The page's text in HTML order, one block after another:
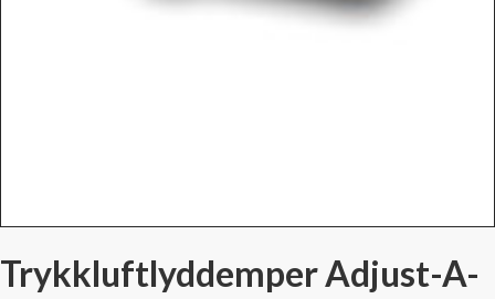
Trykkluftlyddemper Adjust-A-